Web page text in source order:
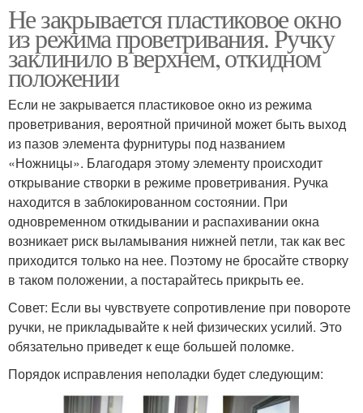
Не закрывается пластиковое окно
из режима проветривания. Ручку
заклинило в верхнем, откидном
положении
Если не закрывается пластиковое окно из режима
проветривания, вероятной причиной может быть выход
из пазов элемента фурнитуры под названием
«Ножницы». Благодаря этому элементу происходит
открывание створки в режиме проветривания. Ручка
находится в заблокированном состоянии. При
одновременном откидывании и распахивании окна
возникает риск выламывания нижней петли, так как вес
приходится только на нее. Поэтому не бросайте створку
в таком положении, а постарайтесь прикрыть ее.
Совет: Если вы чувствуете сопротивление при повороте
ручки, не прикладывайте к ней физических усилий. Это
обязательно приведет к еще большей поломке.
Порядок исправления неполадки будет следующим: